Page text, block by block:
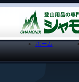
ホーム